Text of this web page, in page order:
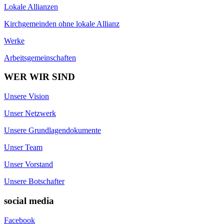
Lokale Allianzen
Kirchgemeinden ohne lokale Allianz
Werke
Arbeitsgemeinschaften
WER WIR SIND
Unsere Vision
Unser Netzwerk
Unsere Grundlagendokumente
Unser Team
Unser Vorstand
Unsere Botschafter
social media
Facebook